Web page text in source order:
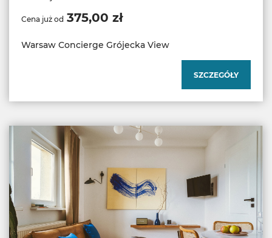
Cena już od 375,00 zł
Warsaw Concierge Grójecka View
SZCZEGÓŁY